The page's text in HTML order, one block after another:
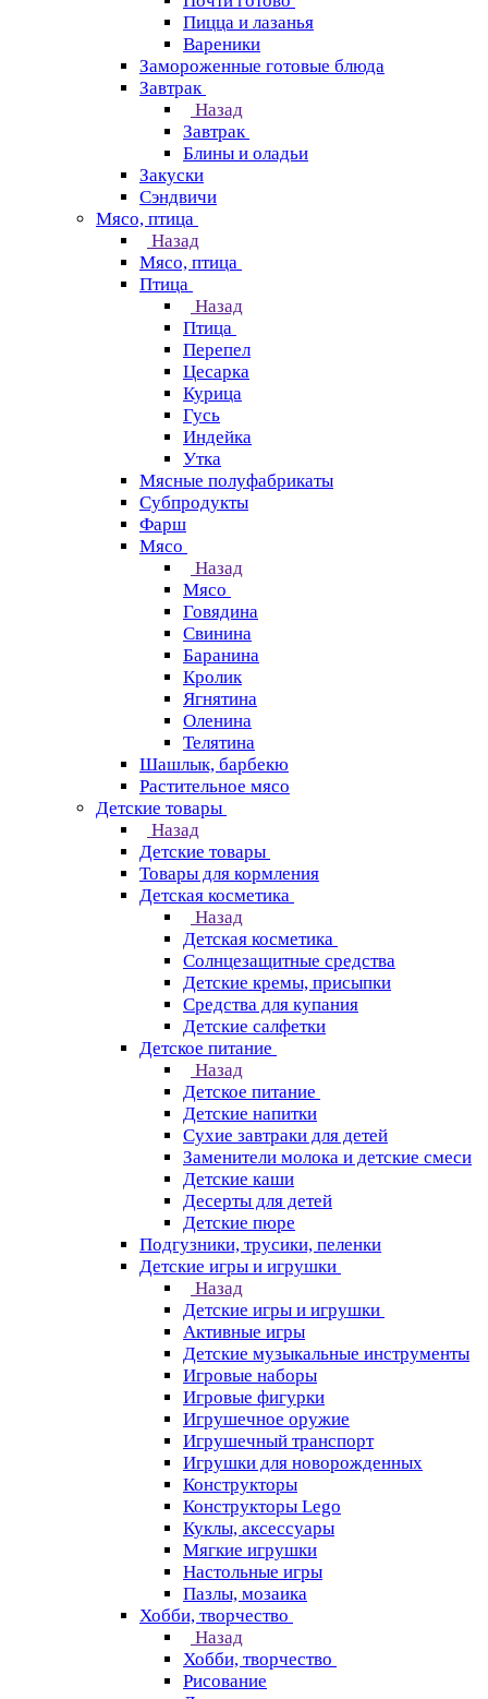
Пицца и лазанья
Вареники
Замороженные готовые блюда
Завтрак
Назад
Завтрак
Блины и оладьи
Закуски
Сэндвичи
Мясо, птица
Назад
Мясо, птица
Птица
Назад
Птица
Перепел
Цесарка
Курица
Гусь
Индейка
Утка
Мясные полуфабрикаты
Субпродукты
Фарш
Мясо
Назад
Мясо
Говядина
Свинина
Баранина
Кролик
Ягнятина
Оленина
Телятина
Шашлык, барбекю
Растительное мясо
Детские товары
Назад
Детские товары
Товары для кормления
Детская косметика
Назад
Детская косметика
Солнцезащитные средства
Детские кремы, присыпки
Средства для купания
Детские салфетки
Детское питание
Назад
Детское питание
Детские напитки
Сухие завтраки для детей
Заменители молока и детские смеси
Детские каши
Десерты для детей
Детские пюре
Подгузники, трусики, пеленки
Детские игры и игрушки
Назад
Детские игры и игрушки
Активные игры
Детские музыкальные инструменты
Игровые наборы
Игровые фигурки
Игрушечное оружие
Игрушечный транспорт
Игрушки для новорожденных
Конструкторы
Конструкторы Lego
Куклы, аксессуары
Мягкие игрушки
Настольные игры
Пазлы, мозаика
Хобби, творчество
Назад
Хобби, творчество
Рисование